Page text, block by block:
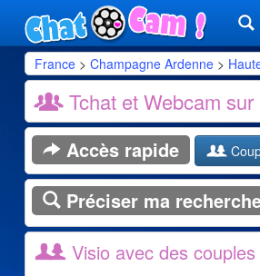
France > Champagne Ardenne >
Tchat et Webcam
Accès rapide
Préciser ma
Visio avec des